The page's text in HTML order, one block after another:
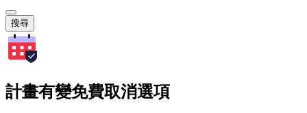
搜尋
計畫有變免費取消選項